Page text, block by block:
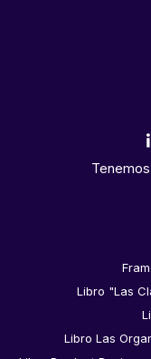
Libro "Las
Libro Las